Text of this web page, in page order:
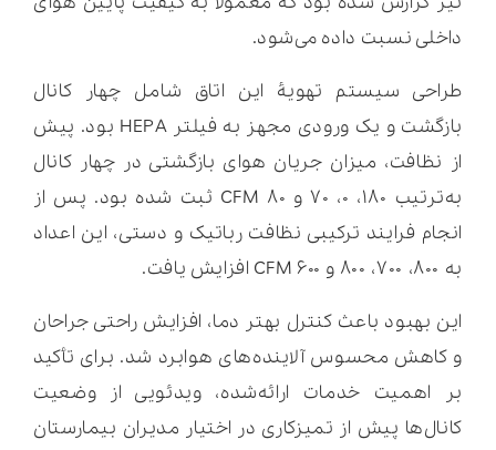
داخلی نسبت داده می‌شود.
طراحی سیستم تهویۀ این اتاق شامل چهار کانال
بازگشت و یک ورودی مجهز به فیلتر HEPA بود. پیش
از نظافت، میزان جریان هوای بازگشتی در چهار کانال
به‌ترتیب ۱۸۰، ۰، ۷۰ و ۸۰ CFM ثبت شده بود. پس از
انجام فرایند ترکیبی نظافت رباتیک و دستی، این اعداد
به ۸۰۰، ۷۰۰، ۸۰۰ و ۶۰۰ CFM افزایش یافت.
این بهبود باعث کنترل بهتر دما، افزایش راحتی جراحان
و کاهش محسوس آلاینده‌های هوابرد شد. برای تأکید
بر اهمیت خدمات ارائه‌شده، ویدئویی از وضعیت
کانال‌ها پیش از تمیزکاری در اختیار مدیران بیمارستان